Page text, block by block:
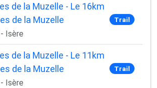
de la Muzelle - Le 16km
de la Muzelle
Isère
Trail
de la Muzelle - Le 11km
de la Muzelle
Isère
Trail